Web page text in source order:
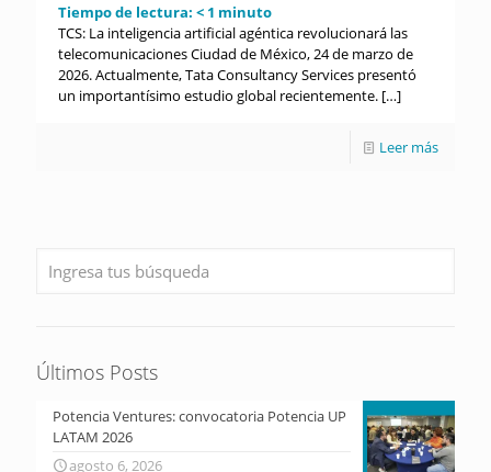
Tiempo de lectura: < 1 minuto
TCS: La inteligencia artificial agéntica revolucionará las
telecomunicaciones Ciudad de México, 24 de marzo de
2026. Actualmente, Tata Consultancy Services presentó
un importantísimo estudio global recientemente. […]
Leer más
Últimos Posts
Potencia Ventures: convocatoria Potencia UP
LATAM 2026
agosto 6, 2026